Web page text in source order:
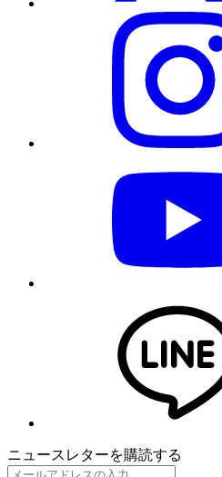
ニュースレターを購読する